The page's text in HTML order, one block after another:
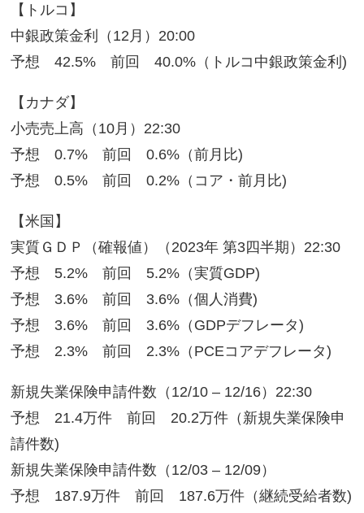
【トルコ】
中銀政策金利（12月）20:00
予想 42.5% 前回 40.0%（トルコ中銀政策金利)
【カナダ】
小売売上高（10月）22:30
予想 0.7% 前回 0.6%（前月比)
予想 0.5% 前回 0.2%（コア・前月比)
【米国】
実質ＧＤＰ（確報値）（2023年 第3四半期）22:30
予想 5.2% 前回 5.2%（実質GDP)
予想 3.6% 前回 3.6%（個人消費)
予想 3.6% 前回 3.6%（GDPデフレータ)
予想 2.3% 前回 2.3%（PCEコアデフレータ)
新規失業保険申請件数（12/10 – 12/16）22:30
予想 21.4万件 前回 20.2万件（新規失業保険申
請件数)
新規失業保険申請件数（12/03 – 12/09）
予想 187.9万件 前回 187.6万件（継続受給者数)